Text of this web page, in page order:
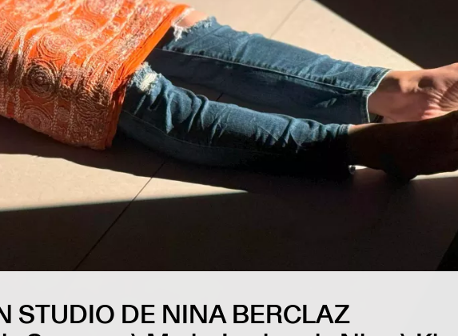
STUDIO DE NINA BERCLAZ